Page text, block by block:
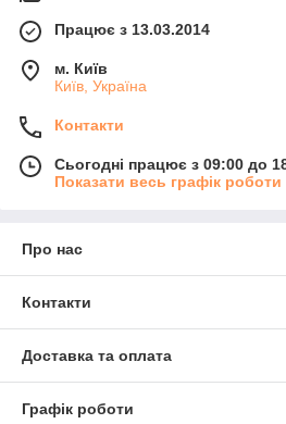
Працює з 13.03.2014
м. Київ
Київ, Україна
Контакти
Сьогодні працює з 09:00 до
Показати весь графік роботи
Про нас
Контакти
Доставка та оплата
Графік роботи